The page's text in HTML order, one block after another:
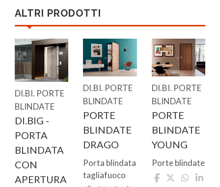
ALTRI PRODOTTI
DI.BI. PORTE
BLINDATE
DI.BIG -
PORTA
BLINDATA
CON
APERTURA
DI.BI. PORTE
BLINDATE
PORTE
BLINDATE
DRAGO
Porta blindata
tagliafuoco
DI.BI. PORTE
BLINDATE
PORTE
BLINDATE
YOUNG
Porte blindate